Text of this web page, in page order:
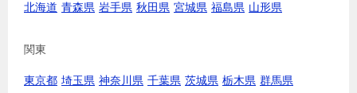
北海道 青森県 岩手県 秋田県 宮城県 福島県 山形県
関東
東京都 埼玉県 神奈川県 千葉県 茨城県 栃木県 群馬県